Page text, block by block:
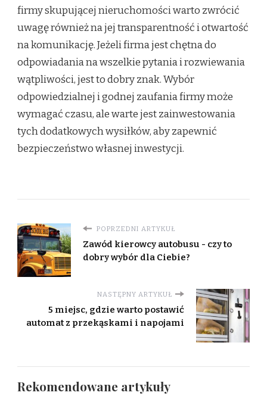
firmy skupującej nieruchomości warto zwrócić
uwagę również na jej transparentność i otwartość
na komunikację. Jeżeli firma jest chętna do
odpowiadania na wszelkie pytania i rozwiewania
wątpliwości, jest to dobry znak. Wybór
odpowiedzialnej i godnej zaufania firmy może
wymagać czasu, ale warte jest zainwestowania
tych dodatkowych wysiłków, aby zapewnić
bezpieczeństwo własnej inwestycji.
POPRZEDNI ARTYKUŁ
Zawód kierowcy autobusu - czy to
dobry wybór dla Ciebie?
NASTĘPNY ARTYKUŁ
5 miejsc, gdzie warto postawić
automat z przekąskami i napojami
Rekomendowane artykuły